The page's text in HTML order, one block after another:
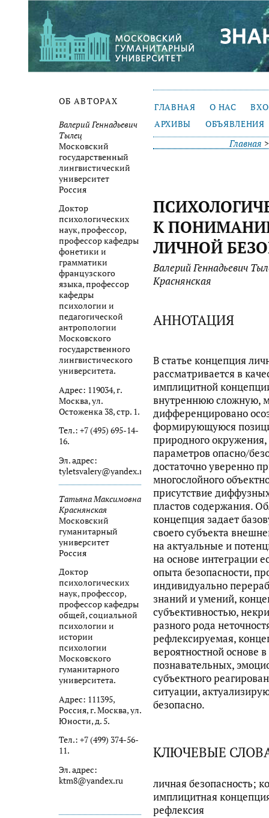
ОБ АВТОРАХ
Валерий Геннадьевич
Тылец
Московский
государственный
лингвистический
университет
Россия
Доктор
психологических
наук, профессор,
профессор кафедры
фонетики и
грамматики
французского
языка, профессор
кафедры
психологии и
педагогической
антропологии
Московского
государственного
лингвистического
университета.
Адрес: 119034, г.
Москва, ул.
Остоженка 38, стр. 1.
Тел.: +7 (495) 695-14-
16.
Эл. адрес:
tyletsvalery@yandex.ru
Татьяна Максимовна
Краснянская
Московский
гуманитарный
университет
Россия
Доктор
психологических
наук, профессор,
профессор кафедры
общей, социальной
психологии и
истории
психологии
Московского
гуманитарного
университета.
Адрес: 111395,
Россия, г. Москва, ул.
Юности, д. 5.
Тел.: +7 (499) 374-56-
11.
Эл. адрес:
ktm8@yandex.ru
ГЛАВНАЯ О НАС
АРХИВЫ
ОБЪЯВЛЕНИЯ
Главная
К
ЛИЧНОЙ
Валерий Геннадьевич
Краснянская
АННОТАЦИЯ
В статье концепция
рассматривается в
имплицитной
внутреннюю сложную,
дифференцировано
формирующуюся
природного
параметров опасно/
достаточно уверенно
многослойного
присутствие
пластов содержания.
концепция задает
своего субъекта
на актуальные и
на основе интеграции
опыта безопасности,
индивидуально
знаний и умений,
субъективностью,
разного рода
рефлексируемая,
вероятностной основе
познавательных,
субъектного
ситуации,
безопасно.
КЛЮЧЕВЫЕ
личная безопасность;
имплицитная
рефлексия